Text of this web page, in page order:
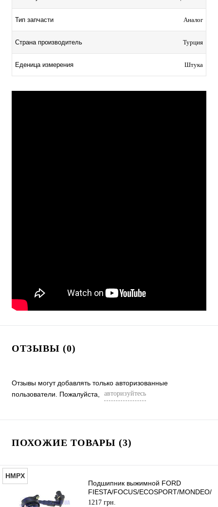
Тип запчасти Аналог
Страна производитель Турция
Еденица измерения Штука
ОТЗЫВЫ (0)
Отзывы могут добавлять только авторизованные
пользователи. Пожалуйста,
авторизуйтесь
ПОХОЖИЕ ТОВАРЫ (3)
HMPX
Подшипник выжимной FORD
FIESTA/FOCUS/ECOSPORT/MONDEO/
2010- HMPX
1217 грн.